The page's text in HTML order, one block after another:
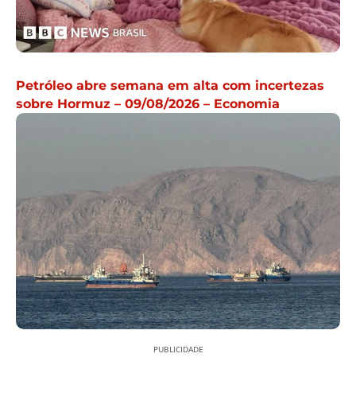
Petróleo abre semana em alta com incertezas
sobre Hormuz – 09/08/2026 – Economia
PUBLICIDADE